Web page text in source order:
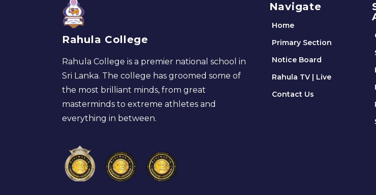
Rahula College
Rahula College is a premier national school in
Sri Lanka. The college has groomed some of
the most brilliant minds, from great
masterminds to extreme athletes and
everything in between.
Navigate
Home
Primary Section
Notice Board
Rahula TV | Live
Contact Us